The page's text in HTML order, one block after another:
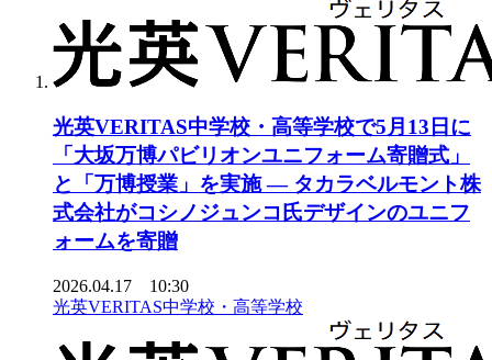
光英VERITAS中学校・高等学校で5月13日に
「大坂万博パビリオンユニフォーム寄贈式」
と「万博授業」を実施 ― タカラベルモント株
式会社がコシノジュンコ氏デザインのユニフ
ォームを寄贈
2026.04.17 10:30
光英VERITAS中学校・高等学校